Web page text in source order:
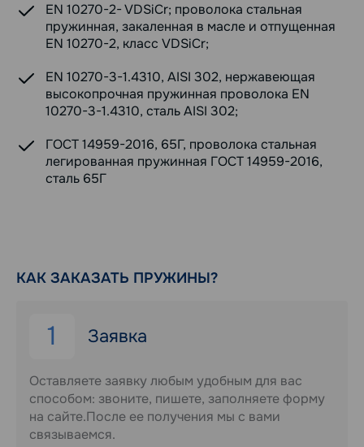
EN 10270-2- VDSiCr; проволока стальная
пружинная, закаленная в масле и отпущенная
EN 10270-2, класс VDSiCr;
EN 10270-3-1.4310, AISI 302, нержавеющая
высокопрочная пружинная проволока EN
10270-3-1.4310, сталь AISI 302;
ГОСТ 14959-2016, 65Г, проволока стальная
легированная пружинная ГОСТ 14959-2016,
сталь 65Г
КАК ЗАКАЗАТЬ ПРУЖИНЫ?
1 Заявка
Оставляете заявку любым удобным для вас
способом: звоните, пишете, заполняете форму
на сайте.После ее получения мы с вами
связываемся.